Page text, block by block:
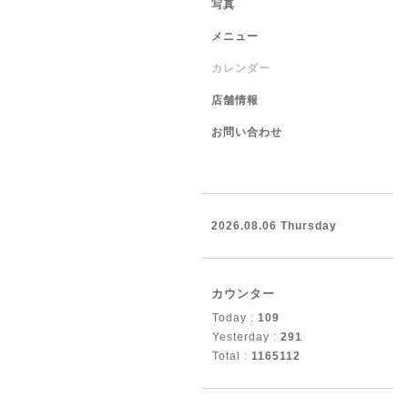
写真
メニュー
カレンダー
店舗情報
お問い合わせ
2026.08.06 Thursday
カウンター
Today : 109
Yesterday : 291
Total : 1165112